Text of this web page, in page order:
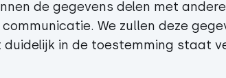
de gegevens delen met
We zullen deze
in de toestemming staat